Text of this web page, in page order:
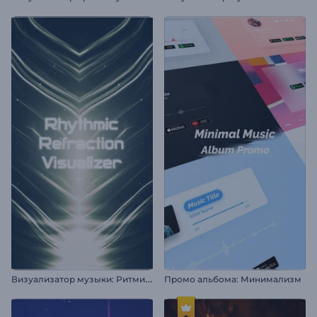
В
изуализатор музыки: Ритмичное преломление Промо альбома: Минимализм